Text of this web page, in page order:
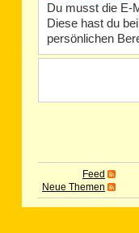
Du musst die E-
Diese hast du
persönlichen
Feed
Neue Themen